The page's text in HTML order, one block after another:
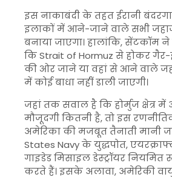
इस नाकाबंदी के तहत ईरानी
इलाकों में आने-जाने वाले सभी
बनाया जाएगा। हालांकि, सेंटकॉम
किStrait of Hormuz से होकर गैर-
की ओर जाने या वहां से आने वाले
में कोई बाधा नहीं डाली जाएगी।
जहां तक सवाल है कि होर्मुज क्षेत्र
मौजूदगी कितनी है, तो इस
अमेरिका की मजबूत तैनाती मानी
States Navyके युद्धपोत,
गाइडेड मिसाइल डेस्ट्रॉयर नियमित
करते हैं। इसके अलावा, अमेरिकी